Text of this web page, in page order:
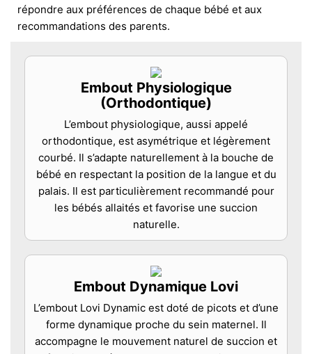
répondre aux préférences de chaque bébé et aux
recommandations des parents.
Embout Physiologique
(Orthodontique)
L’embout physiologique, aussi appelé
orthodontique, est asymétrique et légèrement
courbé. Il s’adapte naturellement à la bouche de
bébé en respectant la position de la langue et du
palais. Il est particulièrement recommandé pour
les bébés allaités et favorise une succion
naturelle.
Embout Dynamique Lovi
L’embout Lovi Dynamic est doté de picots et d’une
forme dynamique proche du sein maternel. Il
accompagne le mouvement naturel de succion et